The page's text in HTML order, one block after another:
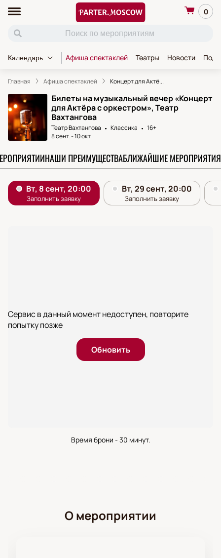
0
Календарь Афиша спектаклей Театры Новости
Главная Афиша спектаклей Концерт для Актё...
Билеты на музыкальный вечер «Концерт
для Актёра с оркестром», Театр
Вахтангова
Театр Вахтангова Классика
16+
8 сент.-10 окт.
НАШИ ПРЕИМУЩЕСТВАБЛИЖАЙШИЕ МЕРОПРИЯТИЯ
Сервис в данный момент недоступен, повторите
попытку позже
Обновить
Время брони - 30 минут.
О мероприятии